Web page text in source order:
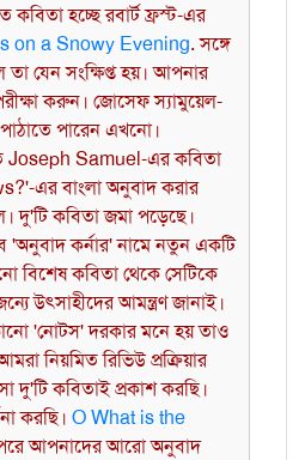
কবিতা হচ্ছে রবার্ট ফ্রস্ট-এর
on a Snowy Evening. সঙ্গে
যেন সংক্ষিপ্ত হয়। আপনার
করুন। জোসেফ স্যামুয়েল-
পারেন এখনো।
Joseph Samuel-এর কবিতা
এর বাংলা অনুবাদ করার
দু'টি কবিতা জমা পড়েছে।
'অনুবাদ কর্নার' নামে নতুন একটি
বিশেষ কবিতা থেকে সেটিকে
উৎসাহীদের আমন্ত্রণ জানাই।
'নোটস' দরকার মনে হয় তাও
নিয়মিত রিভিউ প্রক্রিয়ার
দু'টি কবিতাই প্রকাশ করছি।
করছি। O What is the
আপনাদের আরো অনুবাদ